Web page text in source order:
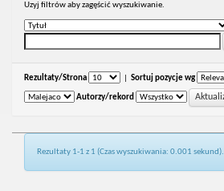
Uzyj filtrów aby zagęścić wyszukiwanie.
Rezultaty/Strona Sortuj pozycje wg
Autorzy/rekord
Rezultaty 1-1 z 1 (Czas wyszukiwania: 0.001 sekund).